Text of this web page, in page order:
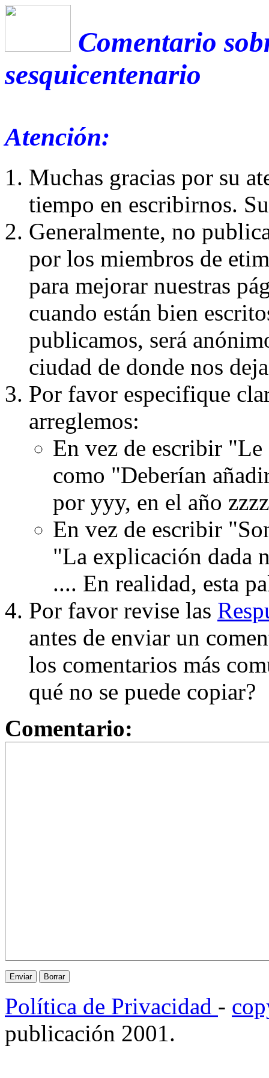
Comentario
sesquicentenario
Atención:
Muchas gracias por su
tiempo en escribirnos.
Generalmente, no
por los miembros de
para mejorar nuestras
cuando están bien
publicamos, será
ciudad de donde nos
Por favor especifique
arreglemos:
En vez de escribir
como "Deberían
por yyy, en el año
En vez de escribir
"La explicación dada
.... En realidad, esta
Por favor revise las
antes de enviar un
los comentarios más
qué no se puede copiar?
Comentario:
Política de Privacidad -
publicación 2001.